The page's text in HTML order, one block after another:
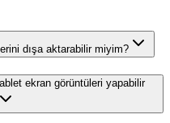
dışa aktarabilir miyim?
ekran görüntüleri yapabilir